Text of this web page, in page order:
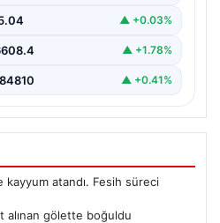
▲ +0.03%
▲ +1.78%
▲ +0.41%
atandı. Fesih süreci
alınan gölette boğuldu